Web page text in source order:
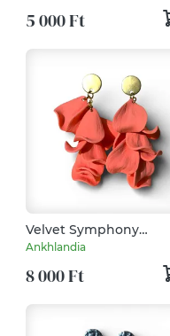
5 000 Ft
Velvet Symphony
fülbevaló Grapefruit
Ankhlandia
8 000 Ft